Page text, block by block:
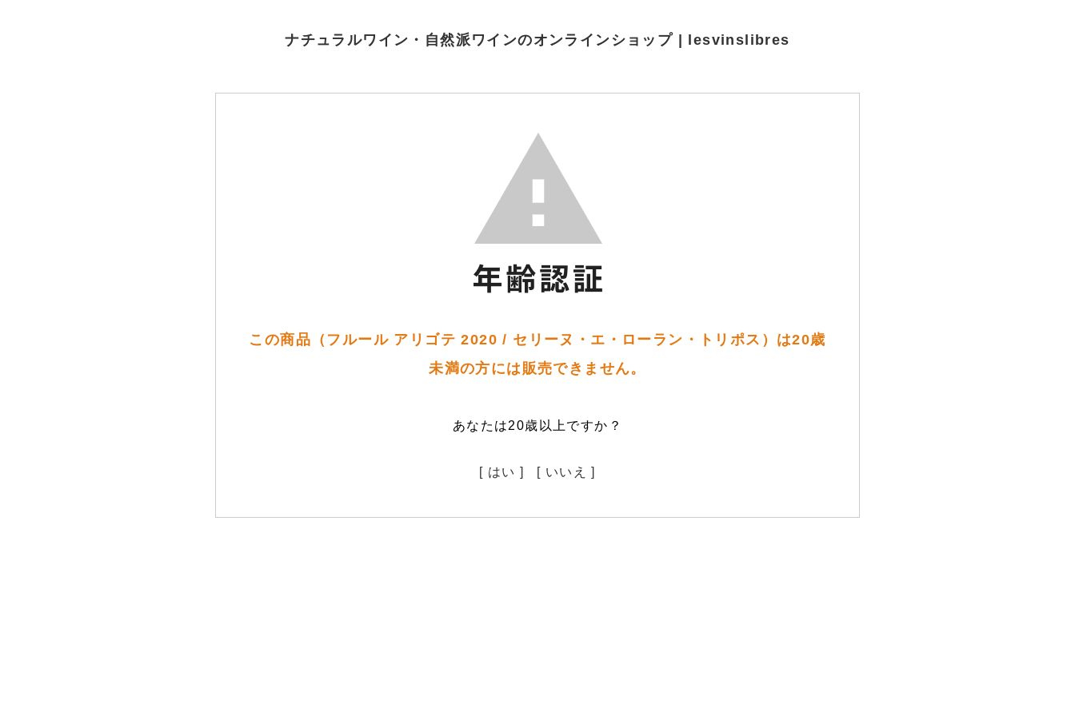
ナチュラルワイン・自然派ワインのオンラインショップ | lesvinslibres
この商品（フルール アリゴテ 2020 / セリーヌ・エ・ローラン・トリポス）は20歳
未満の方には販売できません。
あなたは20歳以上ですか？
[ はい ] [ いいえ ]